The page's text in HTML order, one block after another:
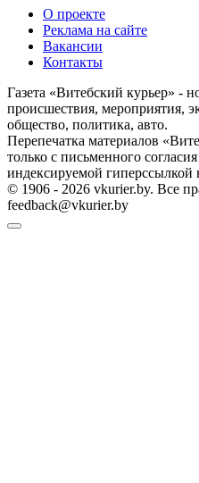
О проекте
Реклама на сайте
Вакансии
Контакты
Газета «Витебский курьер» -
происшествия, мероприятия,
общество, политика, авто.
Перепечатка материалов
только с письменного
индексируемой гиперссылкой
© 1906 - 2026 vkurier.by. Все
feedback@vkurier.by